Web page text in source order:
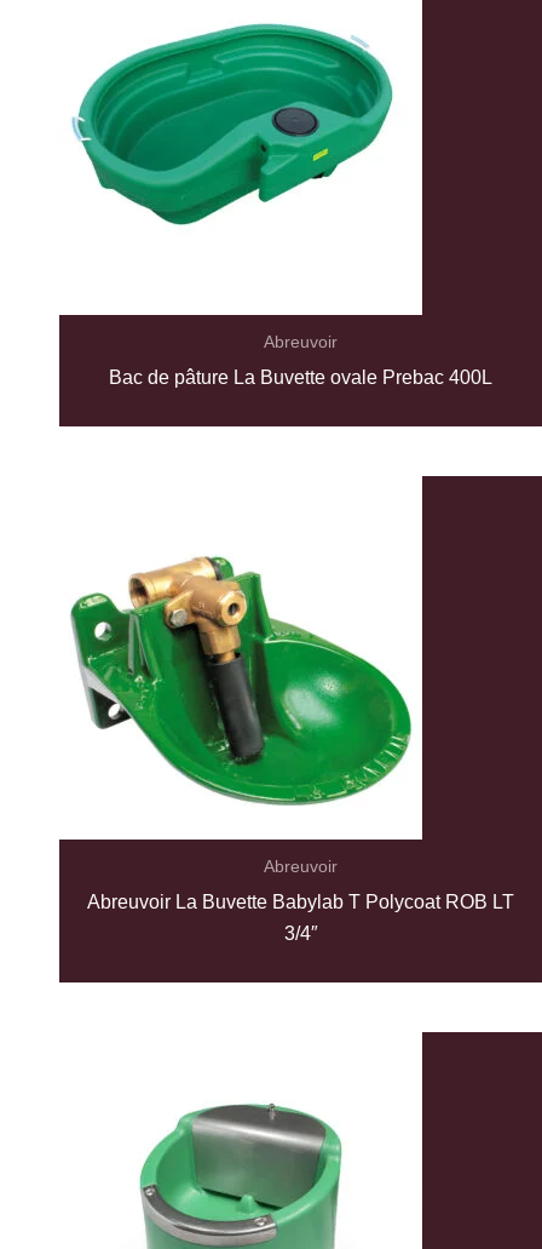
Abreuvoir
Bac de pâture La Buvette ovale Prebac 400L
Abreuvoir
Abreuvoir La Buvette Babylab T Polycoat ROB LT
3/4″